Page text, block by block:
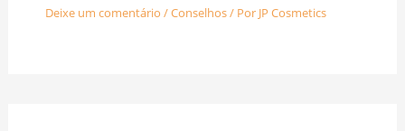
Deixe um comentário /Conselhos/ Por JP Cosmetics